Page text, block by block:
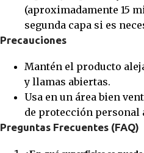
(aproximadamente 15
segunda capa si es
Precauciones
Mantén el producto
y llamas abiertas.
Usa en un área bien
de protección personal
Preguntas Frecuentes (FAQ)